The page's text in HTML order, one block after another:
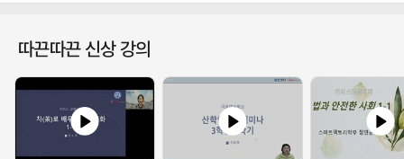
따끈따끈 신상 강의